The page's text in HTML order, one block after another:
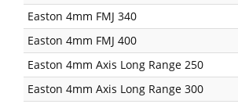
Easton 4mm FMJ 340
Easton 4mm FMJ 400
Easton 4mm Axis Long Range 250
Easton 4mm Axis Long Range 300